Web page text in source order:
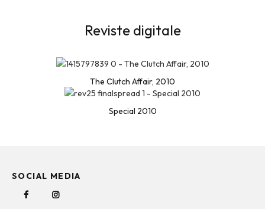
Reviste digitale
The Clutch Affair, 2010
Special 2010
SOCIAL MEDIA